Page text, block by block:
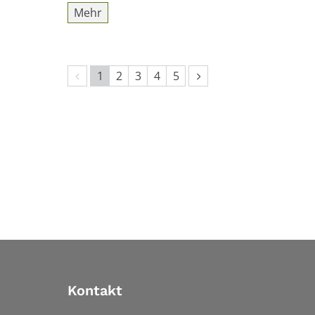
Mehr
Vorherige Seite
1 2 3 4 5 Nächste Seite
Kontakt